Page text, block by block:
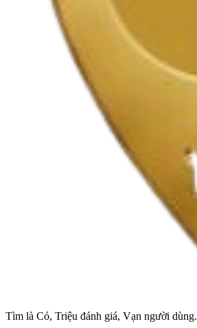
Tìm là Có, Triệu đánh giá, Vạn người dùng.